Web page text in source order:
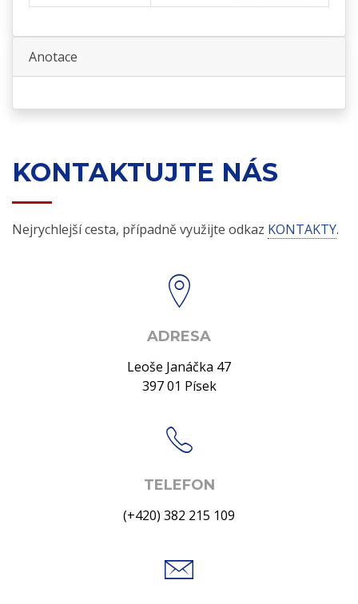
Anotace
KONTAKTUJTE NÁS
Nejrychlejší cesta, případně využijte odkaz KONTAKTY.
ADRESA
Leoše Janáčka 47
397 01 Písek
TELEFON
(+420) 382 215 109